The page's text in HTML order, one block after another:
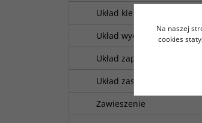
Układ kierowniczy
Układ wydechowy
Układ zapłonowy
Układ zasilania paliwem
Zawieszenie
Na naszej
cookies